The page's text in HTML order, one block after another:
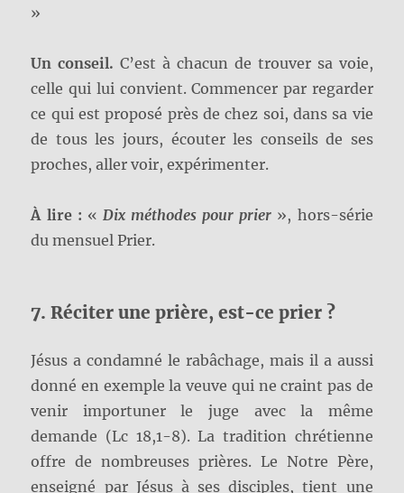
»
Un conseil. C’est à chacun de trouver sa voie,
celle qui lui convient. Commencer par regarder
ce qui est proposé près de chez soi, dans sa vie
de tous les jours, écouter les conseils de ses
proches, aller voir, expérimenter.
À lire : « Dix méthodes pour prier », hors-série
du mensuel Prier.
7. Réciter une prière, est-ce prier ?
Jésus a condamné le rabâchage, mais il a aussi
donné en exemple la veuve qui ne craint pas de
venir importuner le juge avec la même
demande (Lc 18,1-8). La tradition chrétienne
offre de nombreuses prières. Le Notre Père,
enseigné par Jésus à ses disciples, tient une